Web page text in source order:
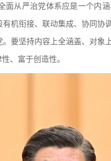
从严治党体系应是一个内
机衔接、联动集成、协同
要坚持内容上全涵盖、对
、富于创造性。